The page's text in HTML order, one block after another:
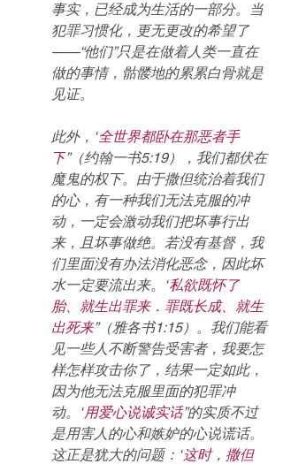
事实，已经成为生活的一部分。当
犯罪习惯化，更无更改的希望了
——“他们”只是在做着人类一直在
做的事情，骷髅地的累累白骨就是
见证。
此外，“全世界都卧在那恶者手
下”（约翰一书5:19），我们都伏在
魔鬼的权下。由于撒但统治着我们
的心，有一种我们无法克服的冲
动，一定会激动我们把坏事行出
来，且坏事做绝。若没有基督，我
们里面没有办法消化恶念，因此坏
水一定要流出来。“私欲既怀了
胎、就生出罪来．罪既长成、就生
出死来”（雅各书1:15）。我们能看
见一些人不断警告受害者，我要怎
样怎样攻击你了，结果一定如此，
因为他无法克服里面的犯罪冲
动。“用爱心说诚实话”的实质不过
是用害人的心和嫉妒的心说谎话。
这正是犹大的问题：“这时，撒但